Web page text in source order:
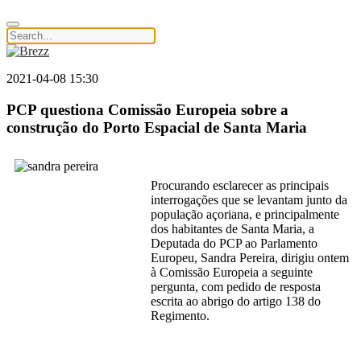
2021-04-08 15:30
PCP questiona Comissão Europeia sobre a
construção do Porto Espacial de Santa Maria
Procurando esclarecer as principais
interrogações que se levantam junto da
população açoriana, e principalmente
dos habitantes de Santa Maria, a
Deputada do PCP ao Parlamento
Europeu, Sandra Pereira, dirigiu ontem
à Comissão Europeia a seguinte
pergunta, com pedido de resposta
escrita ao abrigo do artigo 138 do
Regimento.